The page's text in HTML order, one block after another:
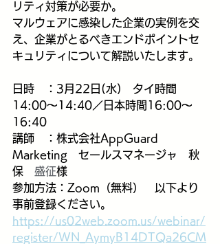
リティ対策が必要か。
マルウェアに感染した企業の実例を交
え、企業がとるべきエンドポイントセ
キュリティについて解説いたします。
日時　：3月22日(水)　タイ時間
14:00～14:40／日本時間16:00～
16:40
講師　：株式会社AppGuard
Marketing　セールスマネージャ　秋
保 盛征様
参加方法：Zoom（無料）　以下より
事前登録ください。
https://us02web.zoom.us/webinar/
register/WN_AymyB14DTQa26CM